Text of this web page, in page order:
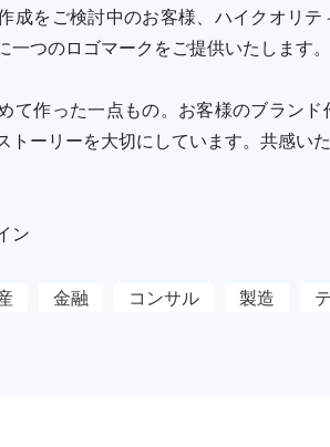
成をご検討中のお客様、ハイクオリ
一つのロゴマークをご提供いたします。
て作った一点もの。お客様のブラン
トーリーを大切にしています。共感い
ン
金融 コンサル 製造